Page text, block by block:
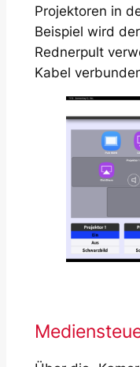
Projektoren in
Beispiel wird
Rednerpult
Kabel